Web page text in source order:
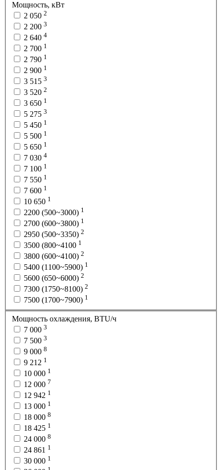
Мощность, кВт
2 050 2
2 200 3
2 640 4
2 700 1
2 790 1
2 900 1
3 515 3
3 520 2
3 650 1
5 275 3
5 450 1
5 500 1
5 650 1
7 030 4
7 100 1
7 550 1
7 600 1
10 650 1
2200 (500~3000) 1
2700 (600~3800) 1
2950 (500~3350) 2
3500 (800~4100 1
3800 (600~4100) 2
5400 (1100~5900) 1
5600 (650~6000) 2
7300 (1750~8100) 2
7500 (1700~7900) 1
Мощность охлаждения, BTU/ч
7 000 3
7 500 3
9 000 8
9 212 1
10 000 1
12 000 7
12 942 1
13 000 1
18 000 8
18 425 1
24 000 8
24 861 1
30 000 1